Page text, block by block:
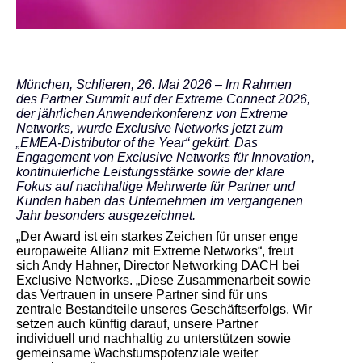
München, Schlieren, 26. Mai 2026 – Im Rahmen
des Partner Summit auf der Extreme Connect 2026,
der jährlichen Anwenderkonferenz von Extreme
Networks, wurde Exclusive Networks jetzt zum
„EMEA-Distributor of the Year“ gekürt. Das
Engagement von Exclusive Networks für Innovation,
kontinuierliche Leistungsstärke sowie der klare
Fokus auf nachhaltige Mehrwerte für Partner und
Kunden haben das Unternehmen im vergangenen
Jahr besonders ausgezeichnet.
„Der Award ist ein starkes Zeichen für unser enge
europaweite Allianz mit Extreme Networks“, freut
sich Andy Hahner, Director Networking DACH bei
Exclusive Networks. „Diese Zusammenarbeit sowie
das Vertrauen in unsere Partner sind für uns
zentrale Bestandteile unseres Geschäftserfolgs. Wir
setzen auch künftig darauf, unsere Partner
individuell und nachhaltig zu unterstützen sowie
gemeinsame Wachstumspotenziale weiter